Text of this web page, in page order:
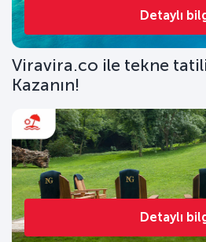
Detaylı
Viravira.co ile tekne
Kazanın!
Detaylı